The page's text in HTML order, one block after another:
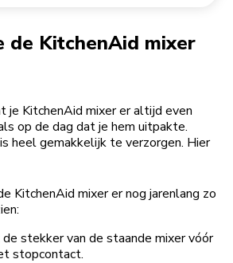
de KitchenAid mixer
KitchenAid mixer er altijd even
op de dag dat je hem uitpakte.
heel gemakkelijk te verzorgen. Hier
KitchenAid mixer er nog jarenlang zo
stekker van de staande mixer vóór
stopcontact.